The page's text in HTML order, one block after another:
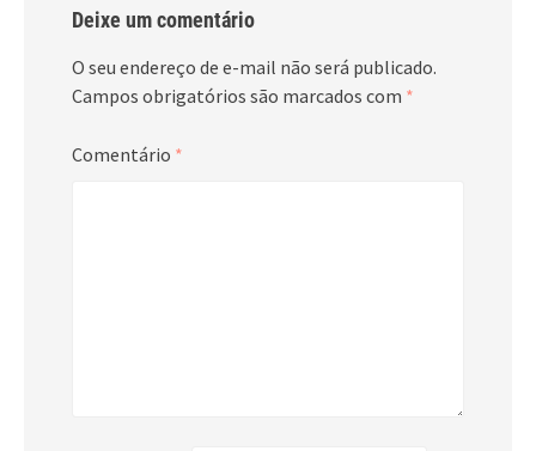
Deixe um comentário
O seu endereço de e-mail não será publicado.
Campos obrigatórios são marcados com *
Comentário *